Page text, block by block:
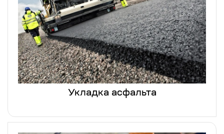
Укладка асфальта